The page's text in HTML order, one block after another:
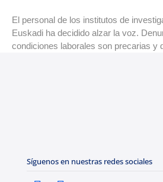
El personal de los institutos de
Euskadi ha decidido alzar la voz.
condiciones laborales son precarias y
Síguenos en nuestras redes sociales